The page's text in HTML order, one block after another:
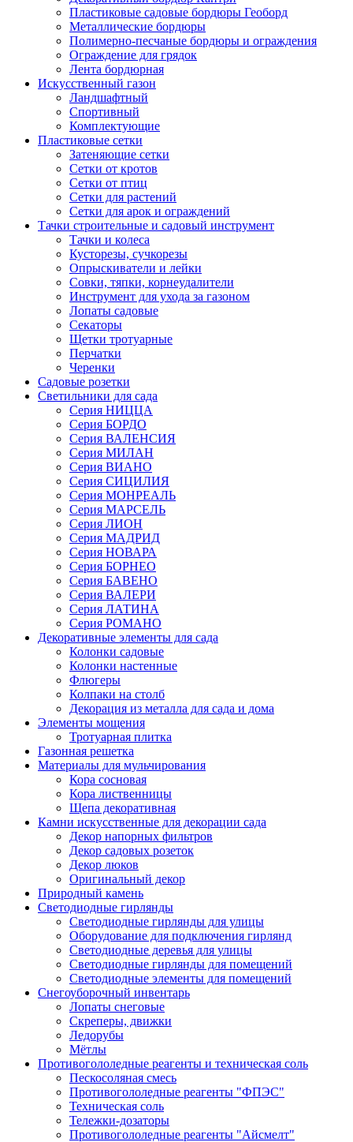
Пластиковые садовые бордюры Геоборд
Металлические бордюры
Полимерно-песчаные бордюры и ограждения
Ограждение для грядок
Лента бордюрная
Искусственный газон
Ландшафтный
Спортивный
Комплектующие
Пластиковые сетки
Затеняющие сетки
Сетки от кротов
Сетки от птиц
Сетки для растений
Сетки для арок и ограждений
Тачки строительные и садовый инструмент
Тачки и колеса
Кусторезы, сучкорезы
Опрыскиватели и лейки
Совки, тяпки, корнеудалители
Инструмент для ухода за газоном
Лопаты садовые
Секаторы
Щетки тротуарные
Перчатки
Черенки
Садовые розетки
Светильники для сада
Серия НИЦЦА
Серия БОРДО
Серия ВАЛЕНСИЯ
Серия МИЛАН
Серия ВИАНО
Серия СИЦИЛИЯ
Серия МОНРЕАЛЬ
Серия МАРСЕЛЬ
Серия ЛИОН
Серия МАДРИД
Серия НОВАРА
Серия БОРНЕО
Серия БАВЕНО
Серия ВАЛЕРИ
Серия ЛАТИНА
Серия РОМАНО
Декоративные элементы для сада
Колонки садовые
Колонки настенные
Флюгеры
Колпаки на столб
Декорация из металла для сада и дома
Элементы мощения
Тротуарная плитка
Газонная решетка
Материалы для мульчирования
Кора сосновая
Кора лиственницы
Щепа декоративная
Камни искусственные для декорации сада
Декор напорных фильтров
Декор садовых розеток
Декор люков
Оригинальный декор
Природный камень
Светодиодные гирлянды
Светодиодные гирлянды для улицы
Оборудование для подключения гирлянд
Светодиодные деревья для улицы
Светодиодные гирлянды для помещений
Светодиодные элементы для помещений
Снегоуборочный инвентарь
Лопаты снеговые
Скреперы, движки
Ледорубы
Мётлы
Противогололедные реагенты и техническая соль
Пескосоляная смесь
Противогололедные реагенты "ФПЭС"
Техническая соль
Тележки-дозаторы
Противогололедные реагенты "Айсмелт"